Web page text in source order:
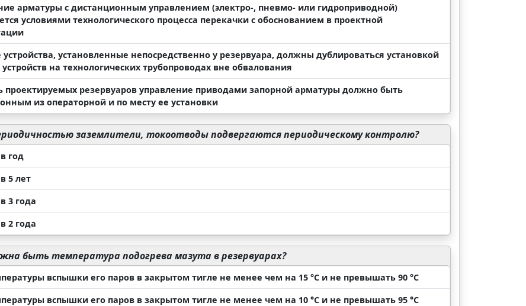
арматуры с дистанционным управлением (электро-, пневмо- или гидроприводной)
условиями технологического процесса перекачки с обоснованием в проектной
установленные непосредственно у резервуара, должны дублироваться установкой
на технологических трубопроводах вне обвалования
проектируемых резервуаров управление приводами запорной арматуры должно быть
из операторной и по месту ее установки
заземлители, токоотводы подвергаются периодическому контролю?
год
5 лет
3 года
2 года
быть температура подогрева мазута в резервуарах?
вспышки его паров в закрытом тигле не менее чем на 15 °C и не превышать 90 °C
вспышки его паров в закрытом тигле не менее чем на 10 °C и не превышать 95 °C